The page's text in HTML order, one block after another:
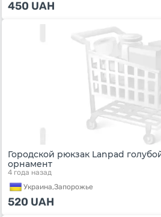
450 UAH
Городской рюкзак Lanpad
орнамент
4 года назад
Украина,Запорожье
520 UAH